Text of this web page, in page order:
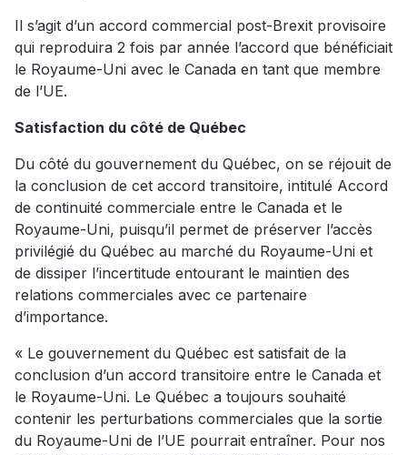
Il s’agit d’un accord commercial post-Brexit provisoire
qui reproduira 2 fois par année l’accord que bénéficiait
le Royaume-Uni avec le Canada en tant que membre
de l’UE.
Satisfaction du côté de Québec
Du côté du gouvernement du Québec, on se réjouit de
la conclusion de cet accord transitoire, intitulé Accord
de continuité commerciale entre le Canada et le
Royaume-Uni, puisqu’il permet de préserver l’accès
privilégié du Québec au marché du Royaume-Uni et
de dissiper l’incertitude entourant le maintien des
relations commerciales avec ce partenaire
d’importance.
« Le gouvernement du Québec est satisfait de la
conclusion d’un accord transitoire entre le Canada et
le Royaume-Uni. Le Québec a toujours souhaité
contenir les perturbations commerciales que la sortie
du Royaume-Uni de l’UE pourrait entraîner. Pour nos